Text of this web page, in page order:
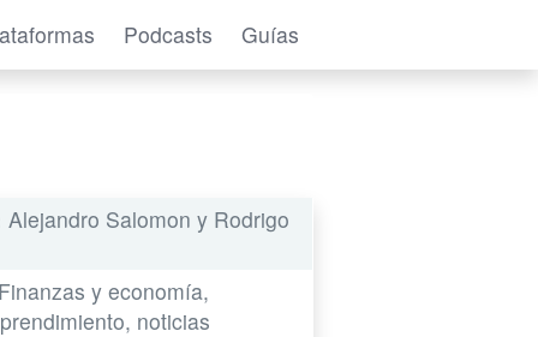
Podcasts Guías
Alejandro Salomon y Rodrigo
Finanzas y economía,
noticias